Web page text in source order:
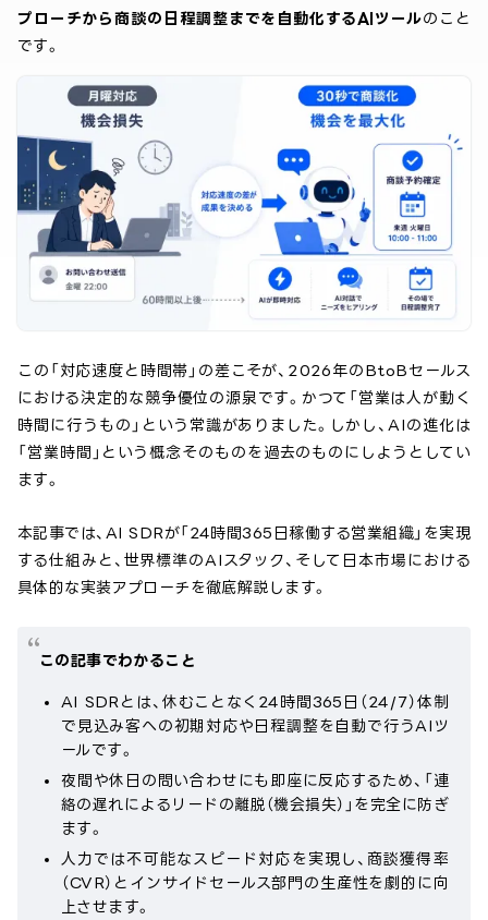
プローチから商談の日程調整までを自動化するAIツールのこと
です。
この「対応速度と時間帯」の差こそが、2026年のBtoBセールス
における決定的な競争優位の源泉です。かつて「営業は人が動く
時間に行うもの」という常識がありました。しかし、AIの進化は
「営業時間」という概念そのものを過去のものにしようとしてい
ます。
本記事では、AI SDRが「24時間365日稼働する営業組織」を実現
する仕組みと、世界標準のAIスタック、そして日本市場における
具体的な実装アプローチを徹底解説します。
この記事でわかること
AI SDRとは、休むことなく24時間365日（24/7）体制
で見込み客への初期対応や日程調整を自動で行うAIツ
ールです。
夜間や休日の問い合わせにも即座に反応するため、「連
絡の遅れによるリードの離脱（機会損失）」を完全に防ぎ
ます。
人力では不可能なスピード対応を実現し、商談獲得率
（CVR）とインサイドセールス部門の生産性を劇的に向
上させます。